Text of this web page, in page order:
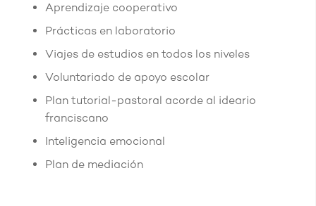
Aprendizaje cooperativo
Prácticas en laboratorio
Viajes de estudios en todos los niveles
Voluntariado de apoyo escolar
Plan tutorial-pastoral acorde al ideario
franciscano
Inteligencia emocional
Plan de mediación